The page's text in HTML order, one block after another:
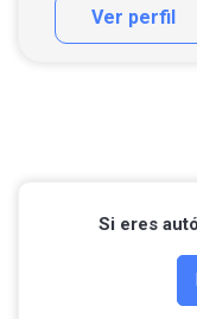
Ver perfil
Si eres